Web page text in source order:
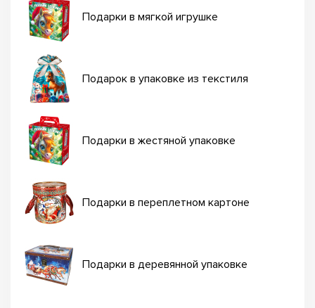
Подарки в мягкой игрушке
Подарок в упаковке из текстиля
Подарки в жестяной упаковке
Подарки в переплетном картоне
Подарки в деревянной упаковке